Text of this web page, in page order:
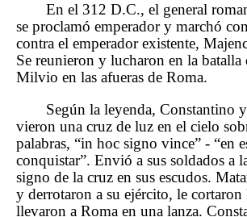
En el 312 D.C., el general
se proclamó emperador y marchó
contra el emperador existente,
Se reunieron y lucharon en la batalla
Milvio en las afueras de Roma.
Según la leyenda, Constantino
vieron una cruz de luz en el cielo
palabras, “in hoc signo vince” - “en
conquistar”. Envió a sus soldados a
signo de la cruz en sus escudos.
y derrotaron a su ejército, le cortaron
llevaron a Roma en una lanza.